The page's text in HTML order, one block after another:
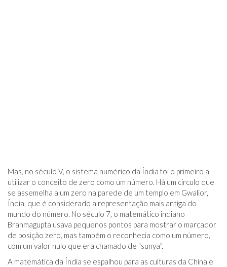
Mas, no século V, o sistema numérico da Índia foi o primeiro a
utilizar o conceito de zero como um número. Há um círculo que
se assemelha a um zero na parede de um templo em Gwalior,
Índia, que é considerado a representação mais antiga do
mundo do número. No século 7, o matemático indiano
Brahmagupta usava pequenos pontos para mostrar o marcador
de posição zero, mas também o reconhecia como um número,
com um valor nulo que era chamado de “sunya”.
A matemática da Índia se espalhou para as culturas da China e